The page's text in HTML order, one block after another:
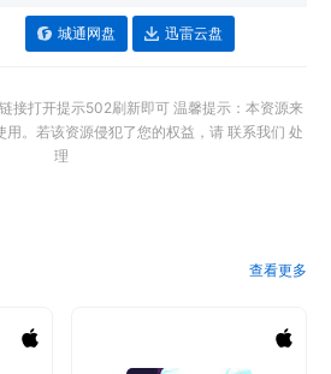
城通网盘 迅雷云盘
接打开提示502刷新即可 温馨提示：本资源来
。若该资源侵犯了您的权益，请 联系我们 处
理
查看更多